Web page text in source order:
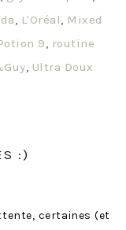
, L'Oréal, Mixed
9, routine
, Ultra Doux
:)
certaines (et